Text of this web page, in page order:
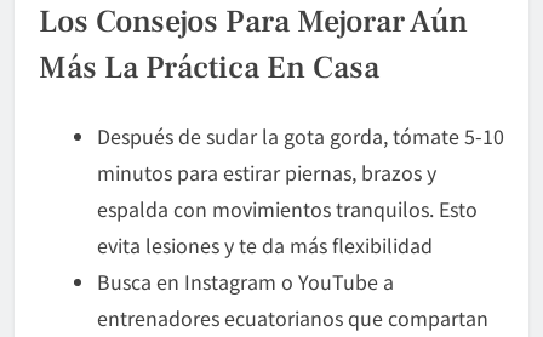
Los Consejos Para Mejorar Aún
Más La Práctica En Casa
Después de sudar la gota gorda, tómate 5-10
minutos para estirar piernas, brazos y
espalda con movimientos tranquilos. Esto
evita lesiones y te da más flexibilidad
Busca en Instagram o YouTube a
entrenadores ecuatorianos que compartan